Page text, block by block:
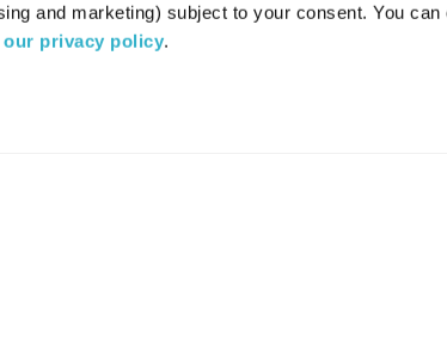
and marketing) subject to your consent. You
our privacy policy.